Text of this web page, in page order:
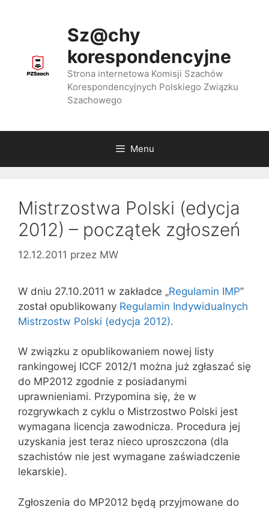
Sz@chy
korespondencyjne
Strona internetowa Komisji Szachów
Korespondencyjnych Polskiego Związku
Szachowego
Menu
Mistrzostwa Polski (edycja
2012) – początek zgłoszeń
12.12.2011 przez MW
W dniu 27.10.2011 w zakładce „Regulamin IMP”
został opublikowany Regulamin Indywidualnych
Mistrzostw Polski (edycja 2012).
W związku z opublikowaniem nowej listy
rankingowej ICCF 2012/1 można już zgłaszać się
do MP2012 zgodnie z posiadanymi
uprawnieniami. Przypomina się, że w
rozgrywkach z cyklu o Mistrzostwo Polski jest
wymagana licencja zawodnicza. Procedura jej
uzyskania jest teraz nieco uproszczona (dla
szachistów nie jest wymagane zaświadczenie
lekarskie).
Zgłoszenia do MP2012 będą przyjmowane do